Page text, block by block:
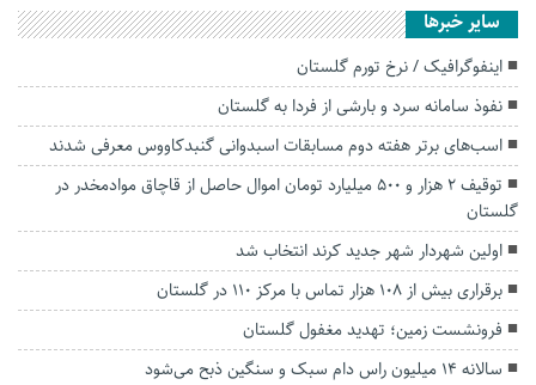
سایر خبرها
اینفوگرافیک / نرخ تورم گلستان
نفوذ سامانه سرد و بارشی از فردا به گلستان
اسب‌های برتر هفته دوم مسابقات اسبدوانی گنبدکاووس معرفی شدند
توقیف ۲ هزار و ۵۰۰ میلیارد تومان اموال حاصل از قاچاق موادمخدر در
گلستان
اولین شهردار شهر جدید کرند انتخاب شد
برقراری بیش از ۱۰۸ هزار تماس با مرکز ۱۱۰ در گلستان
فرونشست زمین؛ تهدید مغفول گلستان
سالانه ۱۴ میلیون راس دام سبک و سنگین ذبح می‌شود